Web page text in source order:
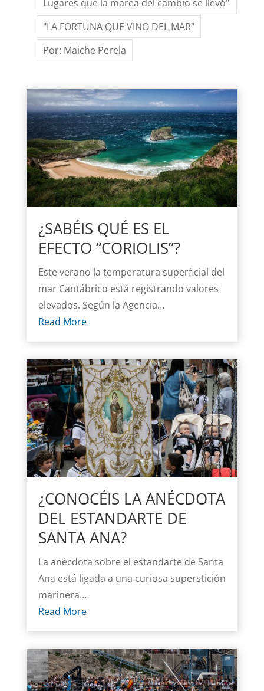
Lugares que la marea del cambio se llevó"
"LA FORTUNA QUE VINO DEL MAR"
Por: Maiche Perela
¿SABÉIS QUÉ ES EL
EFECTO “CORIOLIS”?
Este verano la temperatura superficial del
mar Cantábrico está registrando valores
elevados. Según la Agencia…
Read More
¿CONOCÉIS LA ANÉCDOTA
DEL ESTANDARTE DE
SANTA ANA?
La anécdota sobre el estandarte de Santa
Ana está ligada a una curiosa superstición
marinera…
Read More